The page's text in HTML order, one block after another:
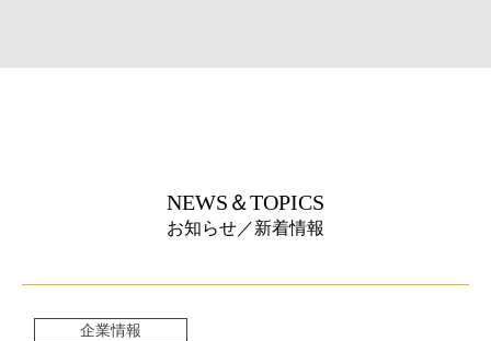
お知らせ／新着情報
企業情報